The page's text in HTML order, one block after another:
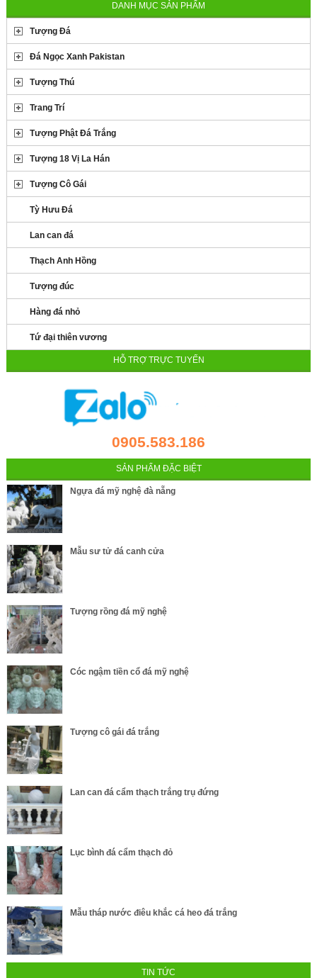
DANH MỤC SẢN PHẨM
Tượng Đá
Đá Ngọc Xanh Pakistan
Tượng Thú
Trang Trí
Tượng Phật Đá Trắng
Tượng 18 Vị La Hán
Tượng Cô Gái
Tỳ Hưu Đá
Lan can đá
Thạch Anh Hồng
Tượng đúc
Hàng đá nhỏ
Tứ đại thiên vương
HỖ TRỢ TRỰC TUYẾN
0905.583.186
SẢN PHẨM ĐẶC BIỆT
Ngựa đá mỹ nghệ đà nẵng
Mẫu sư tử đá canh cửa
Tượng rồng đá mỹ nghệ
Cóc ngậm tiền cổ đá mỹ nghệ
Tượng cô gái đá trắng
Lan can đá cẩm thạch trắng trụ đứng
Lục bình đá cẩm thạch đỏ
Mẫu tháp nước điêu khắc cá heo đá trắng
TIN TỨC